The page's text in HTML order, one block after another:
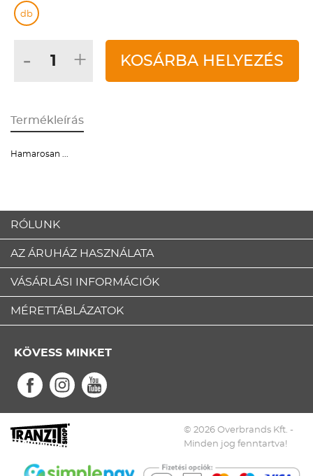
db
- + KOSÁRBA HELYEZÉS
Termékleírás
Hamarosan ...
RÓLUNK
AZ ÁRUHÁZ HASZNÁLATA
VÁSÁRLÁSI INFORMÁCIÓK
MÉRETTÁBLÁZATOK
KÖVESS MINKET
© 2026 Overbrands Kft. -
Minden jog fenntartva!